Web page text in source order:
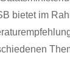
bietet im